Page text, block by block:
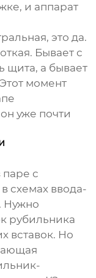
и аппарат
это да.
Бывает с
щита, а бывает
момент
уже почти
паре с
схемах ввода-
Нужно
рубильника
вставок. Но